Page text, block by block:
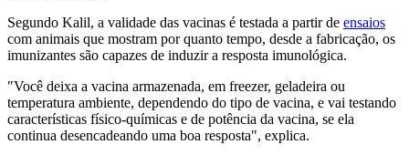
Segundo Kalil, a validade das vacinas é testada a partir de ensaios
com animais que mostram por quanto tempo, desde a fabricação, os
imunizantes são capazes de induzir a resposta imunológica.
"Você deixa a vacina armazenada, em freezer, geladeira ou
temperatura ambiente, dependendo do tipo de vacina, e vai testando
características físico-químicas e de potência da vacina, se ela
continua desencadeando uma boa resposta", explica.